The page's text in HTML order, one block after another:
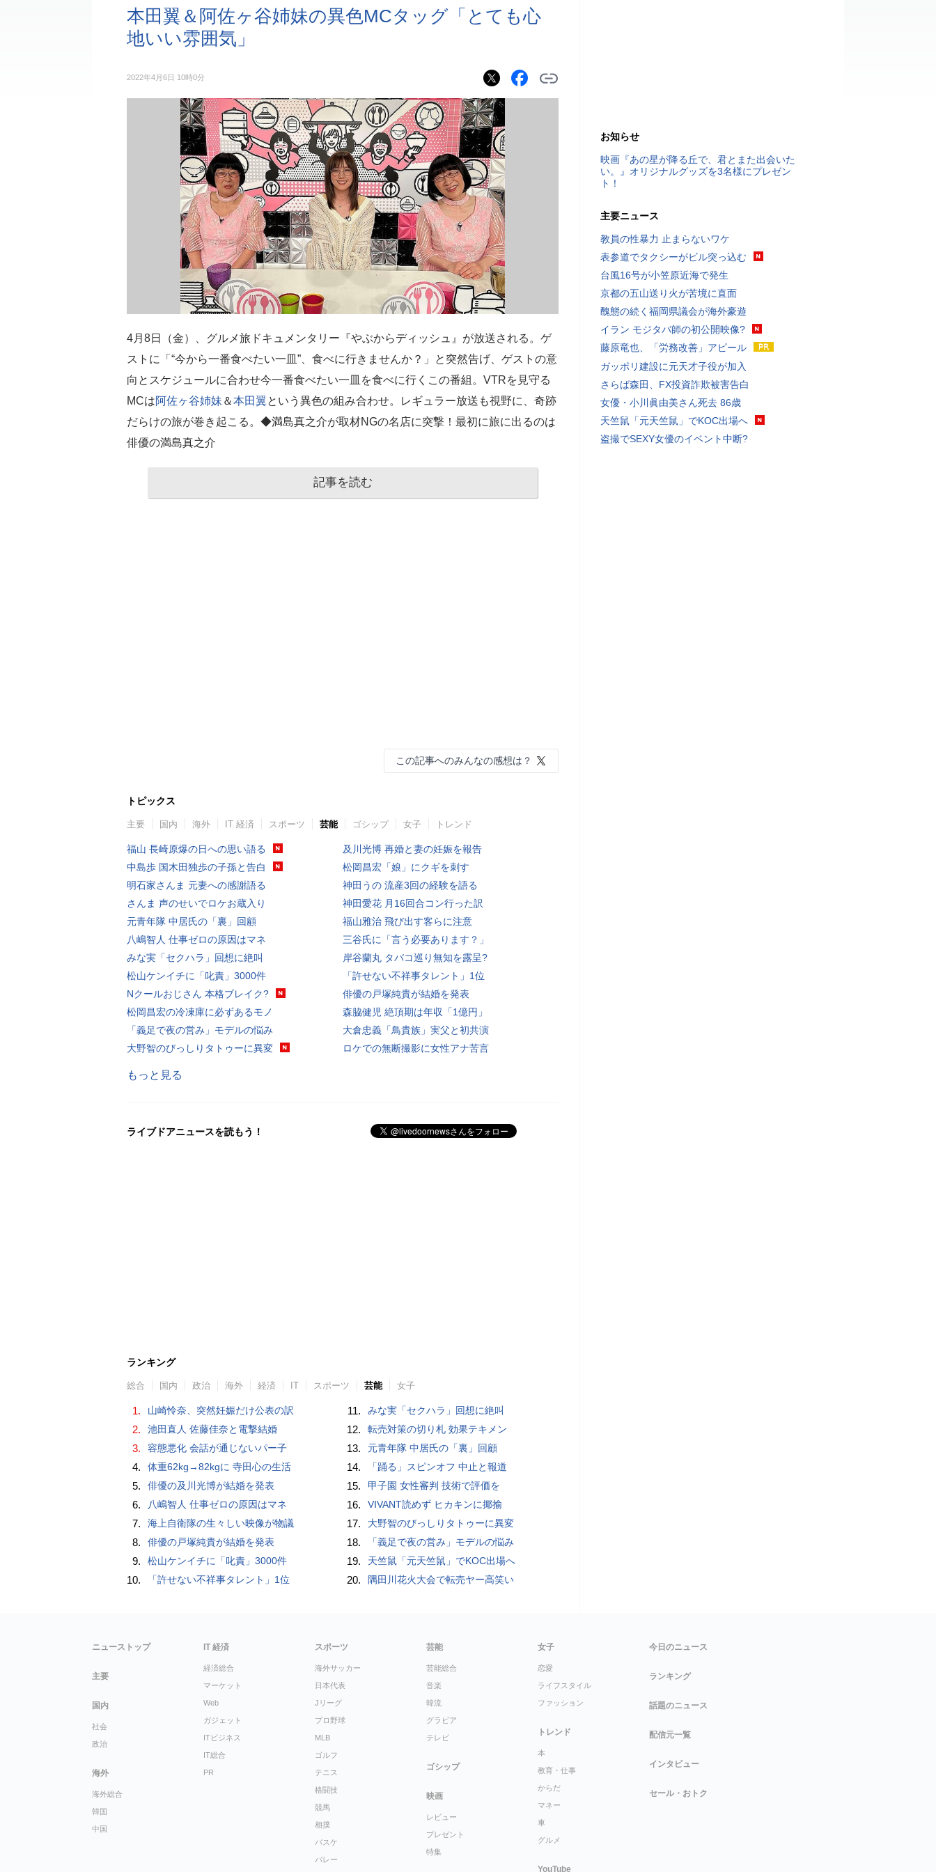
本田翼＆阿佐ヶ谷姉妹の異色MCタッグ「とても心
地いい雰囲気」
2022年4月6日 10時0分
4月8日（金）、グルメ旅ドキュメンタリー『やぶからディッシュ』が放送される。ゲ
ストに「“今から一番食べたい一皿”、食べに行きませんか？」と突然告げ、ゲストの意
向とスケジュールに合わせ今一番食べたい一皿を食べに行くこの番組。VTRを見守る
MCは阿佐ヶ谷姉妹 ＆本田翼という異色の組み合わせ。レギュラー放送も視野に、奇跡
だらけの旅が巻き起こる。◆満島真之介が取材NGの名店に突撃！最初に旅に出るのは
俳優の満島真之介
記事を読む
この記事へのみんなの感想は？
トピックス
主要 国内 海外 IT 経済 スポーツ 芸能 ゴシップ 女子 トレンド
福山 長崎原爆の日への思い語る
中島歩 国木田独歩の子孫と告白
明石家さんま 元妻への感謝語る
さんま 声のせいでロケお蔵入り
元青年隊 中居氏の「裏」回顧
八嶋智人 仕事ゼロの原因はマネ
みな実「セクハラ」回想に絶叫
松山ケンイチに「叱責」3000件
Nクールおじさん 本格ブレイク?
松岡昌宏の冷凍庫に必ずあるモノ
「義足で夜の営み」モデルの悩み
大野智のびっしりタトゥーに異変
及川光博 再婚と妻の妊娠を報告
松岡昌宏「娘」にクギを刺す
神田うの 流産3回の経験を語る
神田愛花 月16回合コン行った訳
福山雅治 飛び出す客らに注意
三谷氏に「言う必要あります？」
岸谷蘭丸 タバコ巡り無知を露呈?
「許せない不祥事タレント」1位
俳優の戸塚純貴が結婚を発表
森脇健児 絶頂期は年収「1億円」
大倉忠義「鳥貴族」実父と初共演
ロケでの無断撮影に女性アナ苦言
もっと見る
ライブドアニュースを読もう！
ランキング
総合 国内 政治 海外 経済 IT スポーツ 芸能 女子
1. 山崎怜奈、突然妊娠だけ公表の訳
2. 池田直人 佐藤佳奈と電撃結婚
3. 容態悪化 会話が通じないパー子
4. 体重62kg→82kgに 寺田心の生活
5. 俳優の及川光博が結婚を発表
6. 八嶋智人 仕事ゼロの原因はマネ
7. 海上自衛隊の生々しい映像が物議
8. 俳優の戸塚純貴が結婚を発表
9. 松山ケンイチに「叱責」3000件
10. 「許せない不祥事タレント」1位
11. みな実「セクハラ」回想に絶叫
12. 転売対策の切り札 効果テキメン
13. 元青年隊 中居氏の「裏」回顧
14. 「踊る」スピンオフ 中止と報道
15. 甲子園 女性審判 技術で評価を
16. VIVANT読めず ヒカキンに揶揄
17. 大野智のびっしりタトゥーに異変
18. 「義足で夜の営み」モデルの悩み
19. 天竺鼠「元天竺鼠」でKOC出場へ
20. 隅田川花火大会で転売ヤー高笑い
お知らせ
映画『あの星が降る丘で、君とまた出会いた
い。』オリジナルグッズを3名様にプレゼン
ト！
主要ニュース
教員の性暴力 止まらないワケ
表参道でタクシーがビル突っ込む
台風16号が小笠原近海で発生
京都の五山送り火が苦境に直面
醜態の続く福岡県議会が海外豪遊
イラン モジタバ師の初公開映像?
藤原竜也、「労務改善」アピール
ガッポリ建設に元天才子役が加入
さらば森田、FX投資詐欺被害告白
女優・小川眞由美さん死去 86歳
天竺鼠「元天竺鼠」でKOC出場へ
盗撮でSEXY女優のイベント中断?
ニューストップ
主要
国内
社会
政治
海外
海外総合
韓国
中国
IT 経済
経済総合
マーケット
Web
ガジェット
ITビジネス
IT総合
PR
スポーツ
海外サッカー
日本代表
Jリーグ
プロ野球
MLB
ゴルフ
テニス
格闘技
競馬
相撲
バスケ
バレー
芸能
芸能総合
音楽
韓流
グラビア
テレビ
ゴシップ
映画
レビュー
プレゼント
特集
女子
恋愛
ライフスタイル
ファッション
トレンド
本
教育・仕事
からだ
マネー
車
グルメ
YouTube
今日のニュース
ランキング
話題のニュース
配信元一覧
インタビュー
セール・おトク